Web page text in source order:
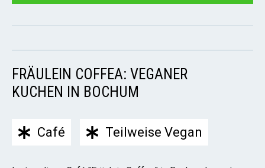
FRÄULEIN COFFEA: VEGANER
KUCHEN IN BOCHUM
Café Teilweise Vegan